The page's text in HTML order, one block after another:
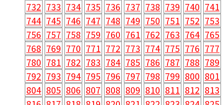
732 733 734 735 736 737 738 739 740 741
744 745 746 747 748 749 750 751 752 753
756 757 758 759 760 761 762 763 764 765
768 769 770 771 772 773 774 775 776 777
780 781 782 783 784 785 786 787 788 789
792 793 794 795 796 797 798 799 800 801
804 805 806 807 808 809 810 811 812 813